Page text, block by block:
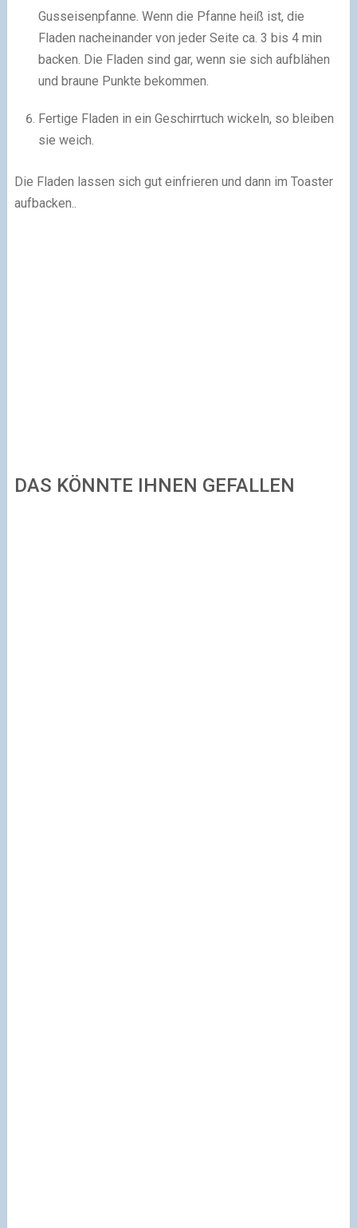
Gusseisenpfanne. Wenn die Pfanne heiß ist, die
Fladen nacheinander von jeder Seite ca. 3 bis 4 min
backen. Die Fladen sind gar, wenn sie sich aufblähen
und braune Punkte bekommen.
Fertige Fladen in ein Geschirrtuch wickeln, so bleiben
sie weich.
Die Fladen lassen sich gut einfrieren und dann im Toaster
aufbacken..
DAS KÖNNTE IHNEN GEFALLEN